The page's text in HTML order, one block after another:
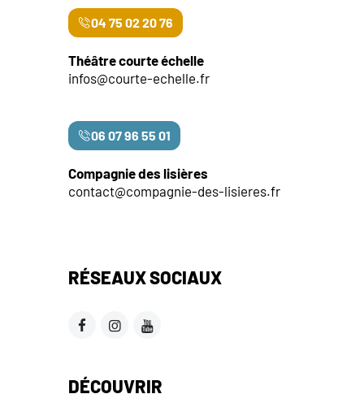
04 75 02 20 76
Théâtre courte échelle
infos@courte-echelle.fr
06 07 96 55 01
Compagnie des lisières
contact@compagnie-des-lisieres.fr
RÉSEAUX SOCIAUX
DÉCOUVRIR